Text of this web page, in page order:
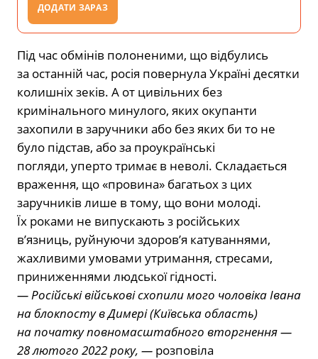
ДОДАТИ ЗАРАЗ
Під час обмінів полоненими, що відбулись
за останній час, росія повернула Україні десятки
колишніх зеків. А от цивільних без
кримінального минулого, яких окупанти
захопили в заручники або без яких би то не
було підстав, або за проукраїнські
погляди, уперто тримає в неволі. Складається
враження, що «провина» багатьох з цих
заручників лише в тому, що вони молоді.
Їх роками не випускають з російських
в’язниць, руйнуючи здоров’я катуваннями,
жахливими умовами утримання, стресами,
приниженнями людської гідності.
— Російські військові схопили мого чоловіка Івана
на блокпосту в Димері (Київська область)
на початку повномасштабного вторгнення —
28 лютого 2022 року, — розповіла